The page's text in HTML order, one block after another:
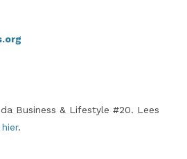
Business & Lifestyle #20. Lees
hier.